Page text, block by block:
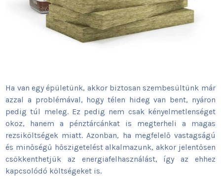
Ha van egy épületünk, akkor biztosan szembesültünk már
azzal a problémával, hogy télen hideg van bent, nyáron
pedig túl meleg. Ez pedig nem csak kényelmetlenséget
okoz, hanem a pénztárcánkat is megterheli a magas
rezsiköltségek miatt. Azonban, ha megfelelő vastagságú
és minőségű hőszigetelést alkalmazunk, akkor jelentősen
csökkenthetjük az energiafelhasználást, így az ehhez
kapcsolódó költségeket is.